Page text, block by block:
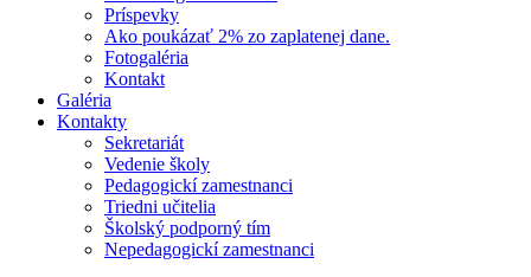
Príspevky
Ako poukázať 2% zo zaplatenej dane.
Fotogaléria
Kontakt
Galéria
Kontakty
Sekretariát
Vedenie školy
Pedagogickí zamestnanci
Triedni učitelia
Školský podporný tím
Nepedagogickí zamestnanci